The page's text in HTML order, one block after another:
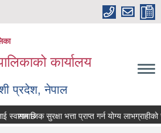
कार्यालय
प्रदेश, नेपाल
स्वागत छ ।
सामाजिक सुरक्षा भत्ता प्राप्‍त गर्न योग्य